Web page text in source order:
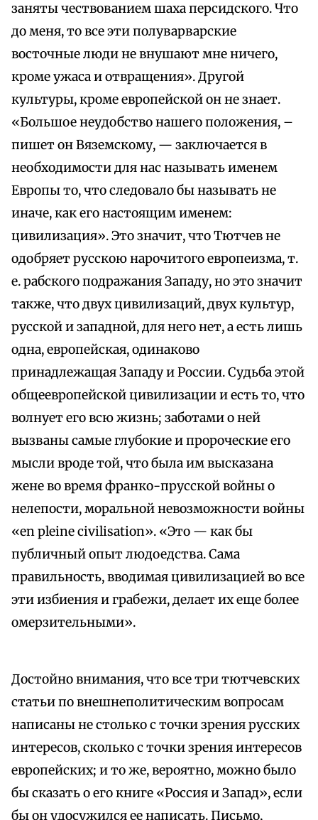
заняты чествованием шаха персидского. Что
до меня, то все эти полуварварские
восточные люди не внушают мне ничего,
кроме ужаса и отвращения». Другой
культуры, кроме европейской он не знает.
«Большое неудобство нашего положения, –
пишет он Вяземскому, — заключается в
необходимости для нас называть именем
Европы то, что следовало бы называть не
иначе, как его настоящим именем:
цивилизация». Это значит, что Тютчев не
одобряет русскою нарочитого европеизма, т.
е. рабского подражания Западу, но это значит
также, что двух цивилизаций, двух культур,
русской и западной, для него нет, а есть лишь
одна, европейская, одинаково
принадлежащая Западу и России. Судьба этой
общеевропейской цивилизации и есть то, что
волнует его всю жизнь; заботами о ней
вызваны самые глубокие и пророческие его
мысли вроде той, что была им высказана
жене во время франко-прусской войны о
нелепости, моральной невозможности войны
«en pleine civilisation». «Это — как бы
публичный опыт людоедства. Сама
правильность, вводимая цивилизацией во все
эти избиения и грабежи, делает их еще более
омерзительными».
Достойно внимания, что все три тютчевских
статьи по внешнеполитическим вопросам
написаны не столько с точки зрения русских
интересов, сколько с точки зрения интересов
европейских; и то же, вероятно, можно было
бы сказать о его книге «Россия и Запад», если
бы он удосужился ее написать. Письмо,